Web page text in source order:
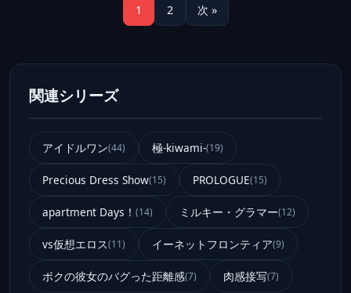
1 2 次 »
関連シリーズ
アイドルワン(44) 極-kiwami-(19)
Precious Dress Show(15) PROLOGUE(15)
apartment Days！ (14) ミルキー・グラマー(12)
vs仮想エロス(11) イーネットフロンティア(9)
ボクの彼女のバグった距離感(7) 肉感接写(7)